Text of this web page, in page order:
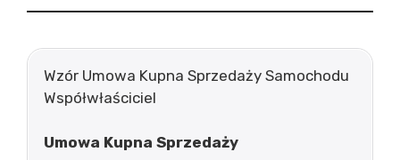
Wzór Umowa Kupna Sprzedaży Samochodu
Współwłaściciel
Umowa Kupna Sprzedaży